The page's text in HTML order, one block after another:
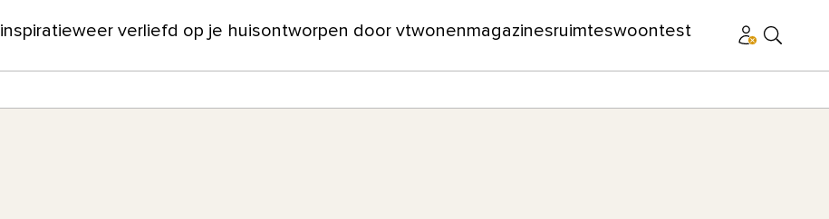
inspiratieweer verliefd op je huisontworpen door vtwonenmagazinesruimteswoontest